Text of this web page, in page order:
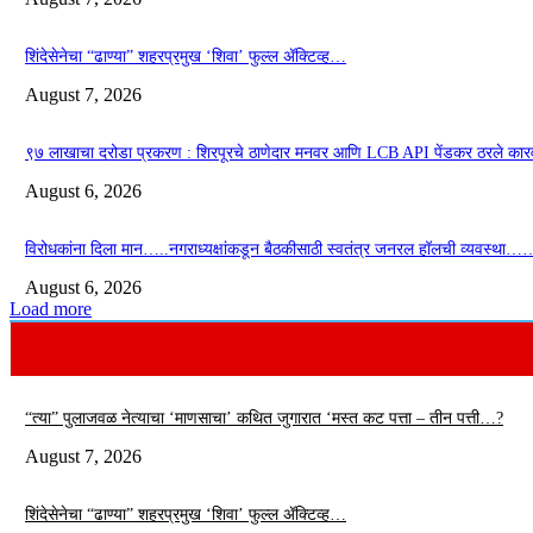
शिंदेसेनेचा “ढाण्या” शहरप्रमुख ‘शिवा’ फुल्ल ॲक्टिव्ह…
August 7, 2026
९७ लाखाचा दरोडा प्रकरण : शिरपूरचे ठाणेदार मनवर आणि LCB API पेंडकर ठरले
August 6, 2026
विरोधकांना दिला मान…..नगराध्यक्षांकडून बैठकीसाठी स्वतंत्र जनरल हॉलची
August 6, 2026
Load more
“त्या” पुलाजवळ नेत्याचा ‘माणसाचा’ कथित जुगारात ‘मस्त कट पत्ता – तीन पत्ती…?
August 7, 2026
शिंदेसेनेचा “ढाण्या” शहरप्रमुख ‘शिवा’ फुल्ल ॲक्टिव्ह…